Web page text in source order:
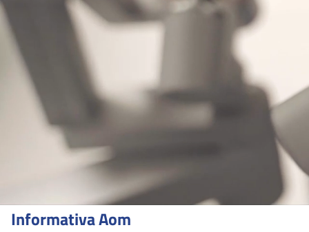
Informativa Aom